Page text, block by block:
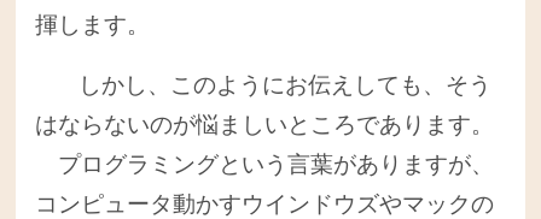
揮します。
しかし、このようにお伝えしても、そう
はならないのが悩ましいところであります。
プログラミングという言葉がありますが、
コンピュータ動かすウインドウズやマックの